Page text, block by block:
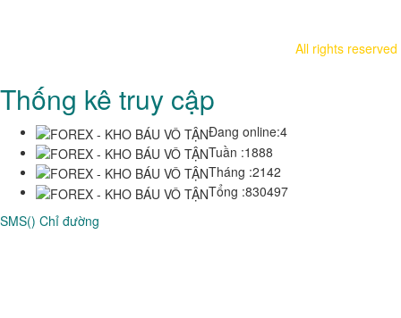
All rights reserved
Thống kê truy cập
Đang online:4
Tuần :1888
Tháng :2142
Tổng :830497
SMS() Chỉ đường